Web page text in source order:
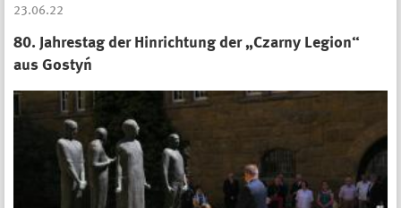
23.06.22
80. Jahrestag der Hinrichtung der „Czarny Legion“
aus Gostyń